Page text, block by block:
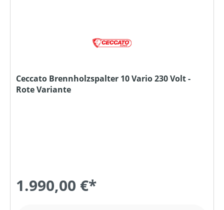
Ceccato Brennholzspalter 10 Vario 230 Volt -
Rote Variante
1.990,00 €*